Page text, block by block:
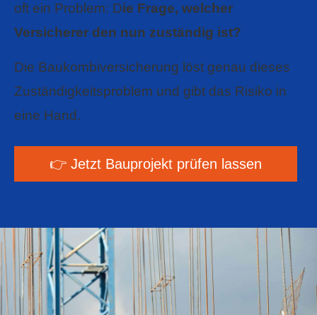
oft ein Problem: Die Frage, welcher
Versicherer den nun zuständig ist?
Die Baukombiversicherung löst genau dieses
Zuständigkeitsproblem und gibt das Risiko in
eine Hand.
👉 Jetzt Bauprojekt prüfen lassen